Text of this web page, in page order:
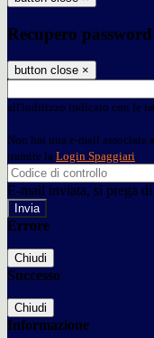
Recupero password
button close ×
all'indirizzo indicato con le
Non hai una e-mail associata
tramite la Login Spaggiari
E-mail inviata, si prega
Errore
Chiudi
Successo
Chiudi
Informazione